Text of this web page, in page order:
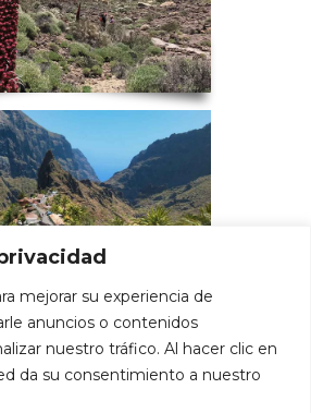
mejorar su experiencia de
anuncios o contenidos
nuestro tráfico. Al hacer clic en
da su consentimiento a nuestro